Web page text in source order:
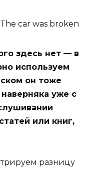
car was broken
здесь нет — в
используем
он тоже
уже с
или книг,
разницу